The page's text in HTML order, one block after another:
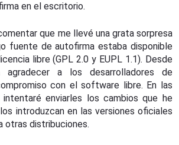
en el escritorio.
que me llevé una grata sorpresa
fuente de autofirma estaba disponible
libre (GPL 2.0 y EUPL 1.1). Desde
agradecer a los desarrolladores de
con el software libre. En las
intentaré enviarles los cambios que he
introduzcan en las versiones oficiales
otras distribuciones.